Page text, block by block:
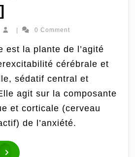
son
sommeil
:
Défi
1
semaine
de
0 Comment
est la plante de l’agité
cérébrale et
sédatif central et
agit sur la composante
et corticale (cerveau
de l’anxiété .
READ